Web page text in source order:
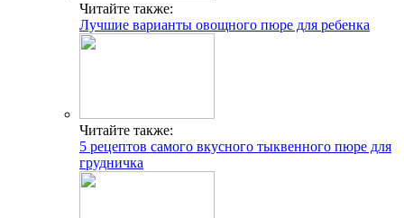
Читайте также:
Лучшие варианты овощного пюре для ребенка
Читайте также:
5 рецептов самого вкусного тыквенного пюре для
грудничка